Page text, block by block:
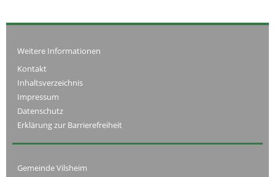
Weitere Informationen
Kontakt
Inhaltsverzeichnis
Impressum
Datenschutz
Erklärung zur Barrierefreiheit
Gemeinde Vilsheim